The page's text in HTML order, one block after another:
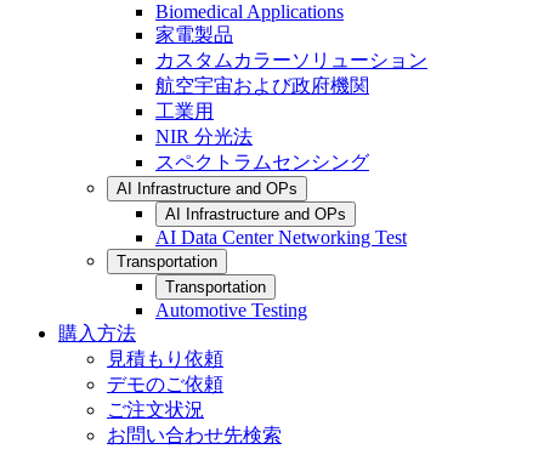
Biomedical Applications
家電製品
カスタムカラーソリューション
航空宇宙および政府機関
工業用
NIR 分光法
スペクトラムセンシング
AI Infrastructure and OPs
AI Infrastructure and OPs
AI Data Center Networking Test
Transportation
Transportation
Automotive Testing
購入方法
見積もり依頼
デモのご依頼
ご注文状況
お問い合わせ先検索